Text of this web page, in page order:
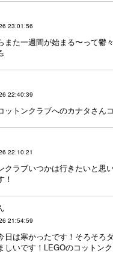
23:01:56
また一週間が始まる〜って鬱
22:40:39
ットンクラブへのカナタさん
22:10:21
クラブいつかは行きたいと思
！
21:54:59
日は寒かったです！そろそろ
しいです！LEGOのコットン